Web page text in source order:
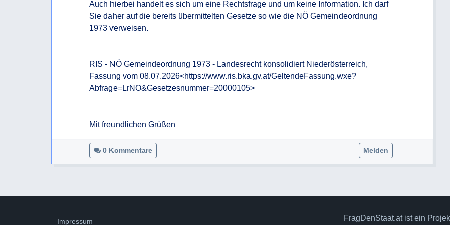
Auch hierbei handelt es sich um eine Rechtsfrage und um keine Information. Ich darf
Sie daher auf die bereits übermittelten Gesetze so wie die NÖ Gemeindeordnung
1973 verweisen.
RIS - NÖ Gemeindeordnung 1973 - Landesrecht konsolidiert Niederösterreich,
Fassung vom 08.07.2026<https://www.ris.bka.gv.at/GeltendeFassung.wxe?
Abfrage=LrNO&Gesetzesnummer=20000105>
Mit freundlichen Grüßen
0 Kommentare Melden
Impressum FragDenStaat.at ist ein